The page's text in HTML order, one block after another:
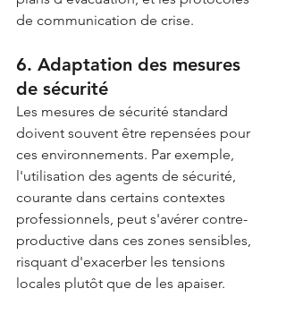
de communication de crise.
6. Adaptation des mesures
de sécurité
Les mesures de sécurité standard
doivent souvent être repensées pour
ces environnements. Par exemple,
l'utilisation des agents de sécurité,
courante dans certains contextes
professionnels, peut s'avérer contre-
productive dans ces zones sensibles,
risquant d'exacerber les tensions
locales plutôt que de les apaiser.